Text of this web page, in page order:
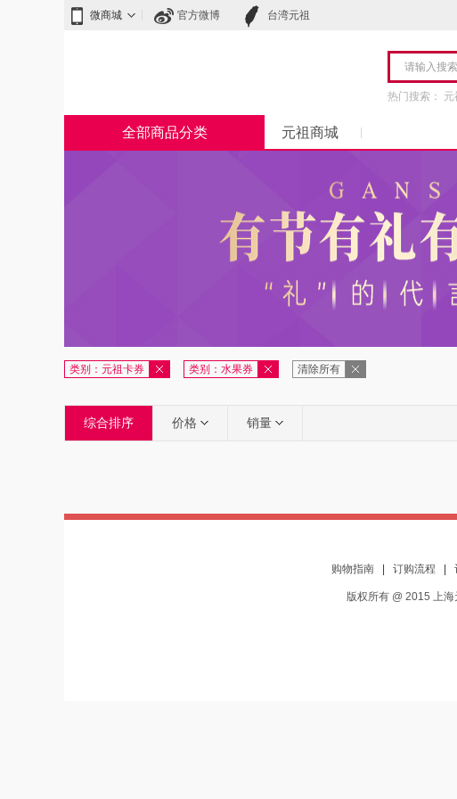
微商城 官方微博 台湾元祖
热门搜索： 元
元祖商城
全部商品分类
类别：元祖卡券 类别：水果券 清除所有
综合排序 价格 销量
购物指南 订购流程
版权所有 @ 2015 上